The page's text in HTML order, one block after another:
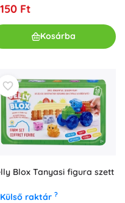
Ft
Kosárba
Blox Tanyasi figura szett
Külső raktár ?